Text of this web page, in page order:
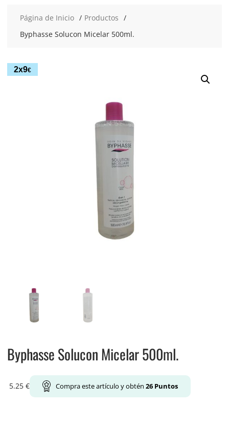
Página de Inicio
Productos
Byphasse Solucon Micelar 500ml.
2x9€
Byphasse Solucon Micelar 500ml.
5.25 € Compra este artículo y obtén 26Puntos